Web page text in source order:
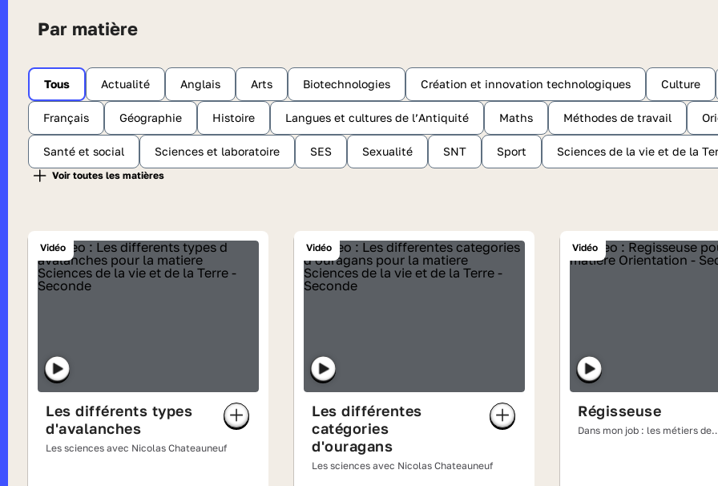
Par matière
Tous Actualité Anglais Arts Biotechnologies Création et innovation technologiques Culture
Français Géographie Histoire Langues et cultures de l’Antiquité Maths Méthodes de travail
Santé et social Sciences et laboratoire SES Sexualité SNT Sport Sciences de la vie et de la
Vidéo
Les différents types
d'avalanches
Les sciences avec Nicolas Chateauneuf
Vidéo
Les différentes
catégories
d'ouragans
Les sciences avec Nicolas Chateauneuf
Vidéo
Régisseuse
Dans mon job : les métiers de